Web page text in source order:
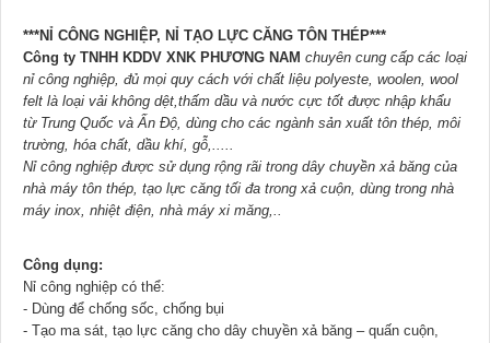
***NỈ CÔNG NGHIỆP, NỈ TẠO LỰC CĂNG TÔN THÉP***
Công ty TNHH KDDV XNK PHƯƠNG NAM chuyên cung cấp các loại
nỉ công nghiệp, đủ mọi quy cách với chất liệu polyeste, woolen, wool
felt là loại vải không dệt,thấm dầu và nước cực tốt được nhập khẩu
từ Trung Quốc và Ấn Độ, dùng cho các ngành sản xuất tôn thép, môi
trường, hóa chất, dầu khí, gỗ,.....
Nỉ công nghiệp được sử dụng rộng rãi trong dây chuyền xả băng của
nhà máy tôn thép, tạo lực căng tối đa trong xả cuộn, dùng trong nhà
máy inox, nhiệt điện, nhà máy xi măng,..
Công dụng:
Nỉ công nghiệp có thể:
- Dùng để chống sốc, chống bụi
- Tạo ma sát, tạo lực căng cho dây chuyền xả băng – quấn cuộn,